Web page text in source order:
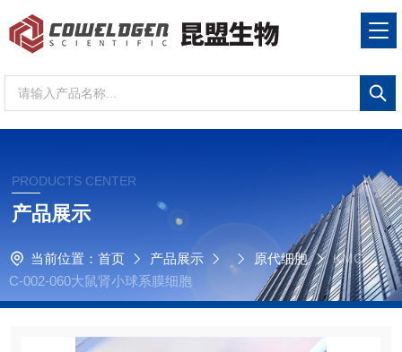
PRODUCTS CENTER
产品展示
当前位置： 首页 产品展示 原代细胞
KMC
C-002-060大鼠肾小球系膜细胞